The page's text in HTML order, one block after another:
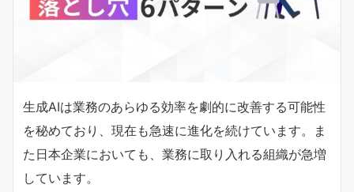
生成AIは業務のあらゆる効率を劇的に改善する可能性
を秘めており、現在も急速に進化を続けています。ま
た日本企業においても、業務に取り入れる組織が急増
しています。